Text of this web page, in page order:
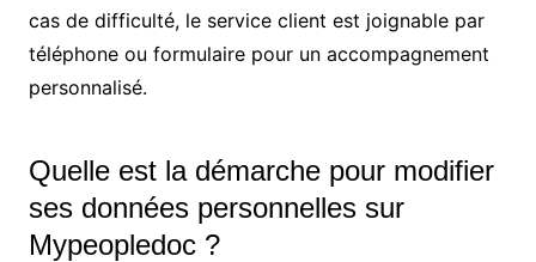
cas de difficulté, le service client est joignable par
téléphone ou formulaire pour un accompagnement
personnalisé.
Quelle est la démarche pour modifier
ses données personnelles sur
Mypeopledoc ?